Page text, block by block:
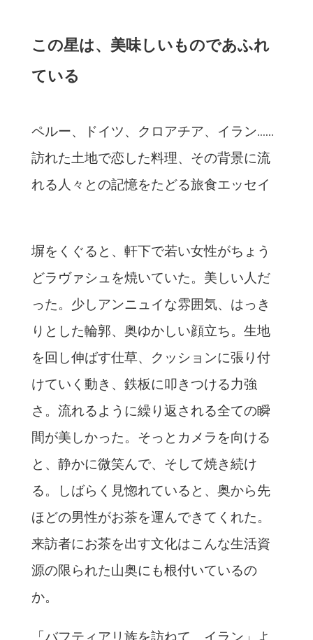
この星は、美味しいものであふれ
ている
ペルー、ドイツ、クロアチア、イラン……
訪れた土地で恋した料理、その背景に流
れる人々との記憶をたどる旅食エッセイ
塀をくぐると、軒下で若い女性がちょう
どラヴァシュを焼いていた。美しい人だ
った。少しアンニュイな雰囲気、はっき
りとした輪郭、奥ゆかしい顔立ち。生地
を回し伸ばす仕草、クッションに張り付
けていく動き、鉄板に叩きつける力強
さ。流れるように繰り返される全ての瞬
間が美しかった。そっとカメラを向ける
と、静かに微笑んで、そして焼き続け
る。しばらく見惚れていると、奥から先
ほどの男性がお茶を運んできてくれた。
来訪者にお茶を出す文化はこんな生活資
源の限られた山奥にも根付いているの
か。